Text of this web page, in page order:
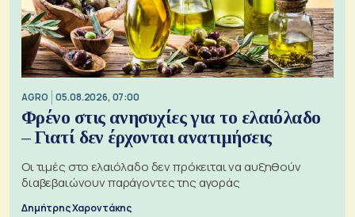
AGRO 05.08.2026, 07:00
Φρένο στις ανησυχίες για το ελαιόλαδο
– Γιατί δεν έρχονται ανατιμήσεις
Οι τιμές στο ελαιόλαδο δεν πρόκειται να αυξηθούν
διαβεβαιώνουν παράγοντες της αγοράς
Δημήτρης Χαροντάκης